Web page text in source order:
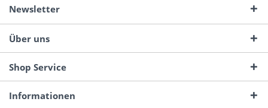
Newsletter
Über uns
Shop Service
Informationen